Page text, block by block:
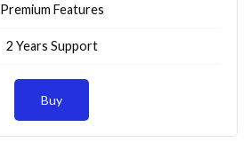
Premium Features
2 Years Support
Buy